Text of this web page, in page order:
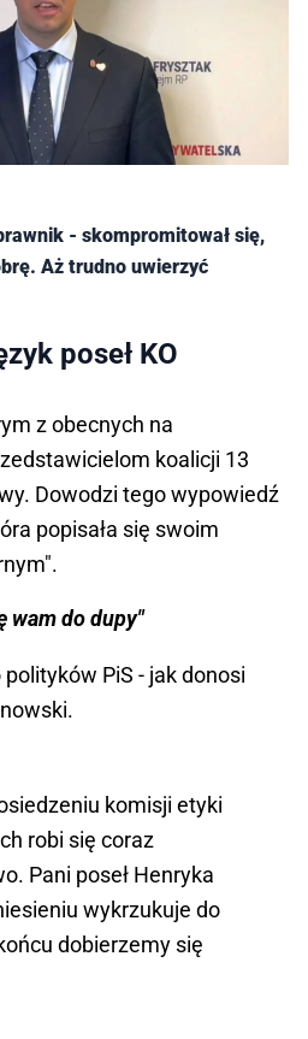
- skompromitował się,
Aż trudno uwierzyć
poseł KO
z obecnych na
koalicji 13
Dowodzi tego wypowiedź
popisała się swoim
wam do dupy"
PiS - jak donosi
komisji etyki
robi się coraz
Pani poseł Henryka
wykrzukuje do
dobierzemy się